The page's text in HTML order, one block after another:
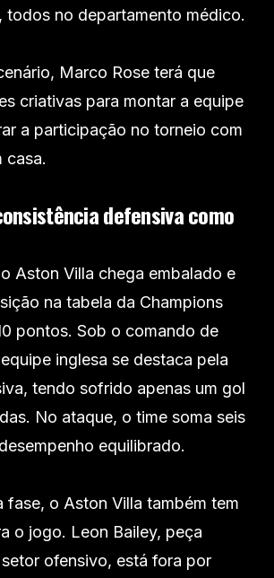
todos no departamento médico.
Marco Rose terá que
criativas para montar a equipe
a participação no torneio com
casa.
defensiva como
Aston Villa chega embalado e
na tabela da Champions
pontos. Sob o comando de
inglesa se destaca pela
tendo sofrido apenas um gol
No ataque, o time soma seis
equilibrado.
fase, o Aston Villa também tem
o jogo. Leon Bailey, peça
ofensivo, está fora por